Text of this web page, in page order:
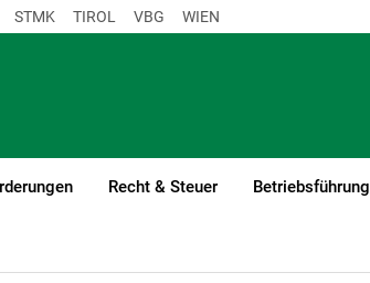
STMK TIROL VBG WIEN
Recht & Steuer Betriebsführung